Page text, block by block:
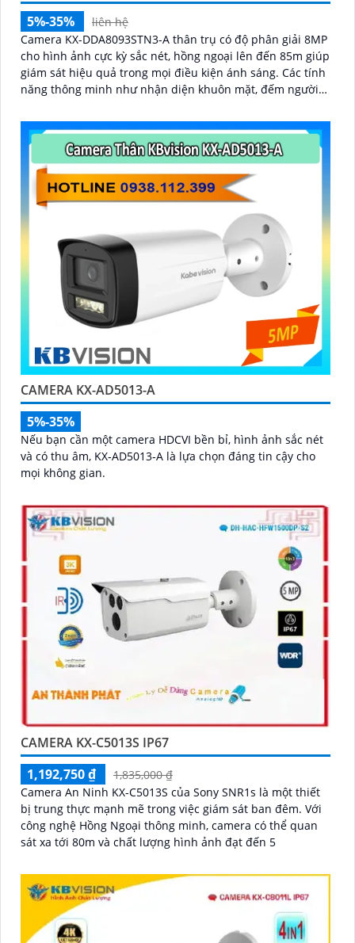
5%-35%
liên hệ
Camera KX-DDA8093STN3-A thân trụ có độ phân giải 8MP
cho hình ảnh cực kỳ sắc nét, hồng ngoại lên đến 85m giúp
giám sát hiệu quả trong mọi điều kiện ánh sáng. Các tính
năng thông minh như nhận diện khuôn mặt, đếm người
mang lại sự tiện lợi tối đa được bảo vệ với chuẩn IP67,
IK10 và hỗ trợ PoE, camera đảm bảo hoạt động ổn định
CAMERA KX-AD5013-A
5%-35%
Nếu bạn cần một camera HDCVI bền bỉ, hình ảnh sắc nét
và có thu âm, KX‑AD5013‑A là lựa chọn đáng tin cậy cho
mọi không gian.
CAMERA KX-C5013S IP67
1,192,750 ₫
1,835,000 ₫
Camera An Ninh KX-C5013S của Sony SNR1s là một thiết
bị trung thực mạnh mẽ trong việc giám sát ban đêm. Với
công nghệ Hồng Ngoại thông minh, camera có thể quan
sát xa tới 80m và chất lượng hình ảnh đạt đến 5